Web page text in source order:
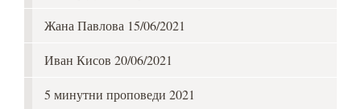
Жана Павлова 15/06/2021
Иван Кисов 20/06/2021
5 минутни проповеди 2021